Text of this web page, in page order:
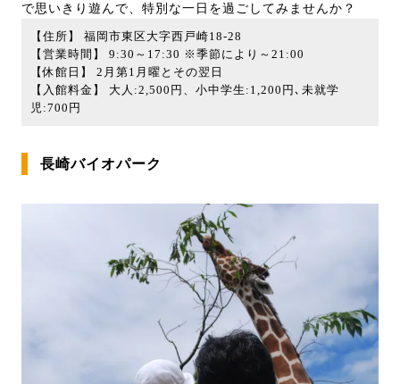
で思いきり遊んで、特別な一日を過ごしてみませんか？
【住所】 福岡市東区大字西戸崎18-28
【営業時間】 9:30～17:30 ※季節により～21:00
【休館日】 2月第1月曜とその翌日
【入館料金】 大人:2,500円、小中学生:1,200円､未就学
児:700円
長崎バイオパーク